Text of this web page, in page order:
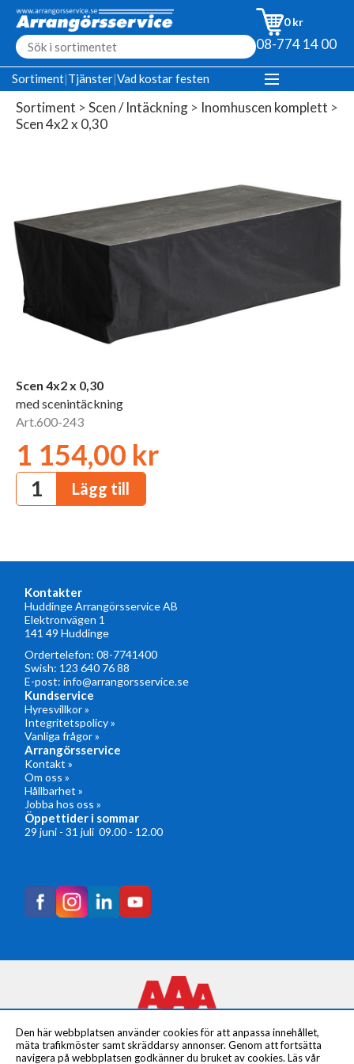
Den här webbplatsen använder cookies för att anpassa innehållet,
mäta trafikmöster samt skräddarsy annonser. Genom att fortsätta
navigera på webbplatsen godkänner du bruket av cookies. Läs vår
0 kr
08-774 14 00
Sortiment|Tjänster|Vad kostar festen
Sortiment >Scen / Intäckning > Inomhuscen komplett >
Scen 4x2 x 0,30
Scen 4x2 x 0,30
med scenintäckning
Art.600-243
1 154,00 kr
Kontakter
Huddinge Arrangörsservice AB
Elektronvägen 1
141 49 Huddinge
Ordertelefon: 08-7741400
Swish: 123 640 76 88
E-post: info@arrangorsservice.se
Kundservice
Hyresvillkor »
Integritetspolicy »
Vanliga frågor »
Arrangörsservice
Kontakt »
Om oss »
Hållbarhet »
Jobba hos oss »
Öppettider i sommar
29 juni - 31 juli 09.00 - 12.00